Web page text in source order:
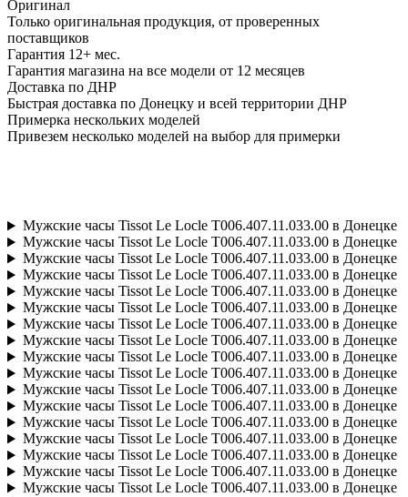
Оригинал
Только оригинальная продукция, от проверенных
поставщиков
Гарантия 12+ мес.
Гарантия магазина на все модели от 12 месяцев
Доставка по ДНР
Быстрая доставка по Донецку и всей территории ДНР
Примерка нескольких моделей
Привезем несколько моделей на выбор для примерки
Мужские часы Tissot Le Locle T006.407.11.033.00 в Донецке
Мужские часы Tissot Le Locle T006.407.11.033.00 в Донецке
Мужские часы Tissot Le Locle T006.407.11.033.00 в Донецке
Мужские часы Tissot Le Locle T006.407.11.033.00 в Донецке
Мужские часы Tissot Le Locle T006.407.11.033.00 в Донецке
Мужские часы Tissot Le Locle T006.407.11.033.00 в Донецке
Мужские часы Tissot Le Locle T006.407.11.033.00 в Донецке
Мужские часы Tissot Le Locle T006.407.11.033.00 в Донецке
Мужские часы Tissot Le Locle T006.407.11.033.00 в Донецке
Мужские часы Tissot Le Locle T006.407.11.033.00 в Донецке
Мужские часы Tissot Le Locle T006.407.11.033.00 в Донецке
Мужские часы Tissot Le Locle T006.407.11.033.00 в Донецке
Мужские часы Tissot Le Locle T006.407.11.033.00 в Донецке
Мужские часы Tissot Le Locle T006.407.11.033.00 в Донецке
Мужские часы Tissot Le Locle T006.407.11.033.00 в Донецке
Мужские часы Tissot Le Locle T006.407.11.033.00 в Донецке
Мужские часы Tissot Le Locle T006.407.11.033.00 в Донецке